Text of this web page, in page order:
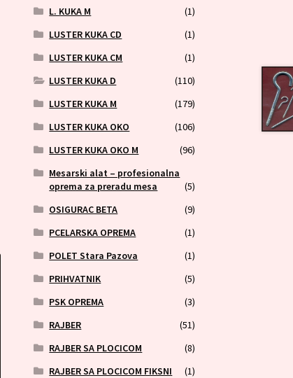
L. KUKA M
(1)
LUSTER KUKA CD
(1)
LUSTER KUKA CM
(1)
LUSTER KUKA D
(110)
LUSTER KUKA M
(179)
LUSTER KUKA OKO
(106)
LUSTER KUKA OKO M
(96)
Mesarski alat – profesionalna
oprema za preradu mesa
(5)
OSIGURAC BETA
(9)
PCELARSKA OPREMA
(1)
POLET Stara Pazova
(1)
PRIHVATNIK
(5)
PSK OPREMA
(3)
RAJBER
(51)
RAJBER SA PLOCICOM
(8)
RAJBER SA PLOCICOM FIKSNI
(1)